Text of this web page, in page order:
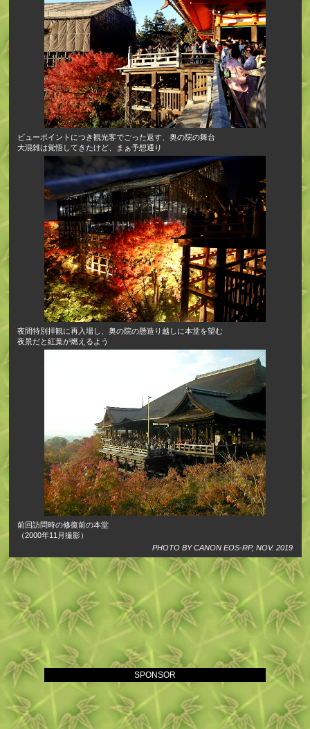
ビューポイントにつき観光客でごった返す、奥の院の舞台
大混雑は覚悟してきたけど、まぁ予想通り
夜間特別拝観に再入場し、奥の院の懸造り越しに本堂を望む
夜景だと紅葉が燃えるよう
前回訪問時の修復前の本堂
（2000年11月撮影）
PHOTO BY CANON EOS-RP, NOV. 2019
SPONSOR